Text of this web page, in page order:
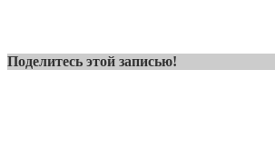
Поделитесь этой записью!